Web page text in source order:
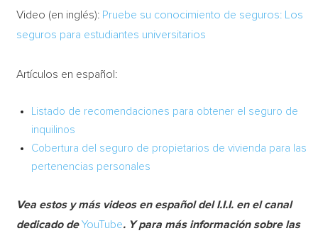
Video (en inglés): Pruebe su conocimiento de seguros: Los
seguros para estudiantes universitarios
Artículos en español:
Listado de recomendaciones para obtener el seguro de
inquilinos
Cobertura del seguro de propietarios de vivienda para las
pertenencias personales
Vea estos y más videos en español del I.I.I. en el canal
dedicado deYouTube. Y para más información sobre las